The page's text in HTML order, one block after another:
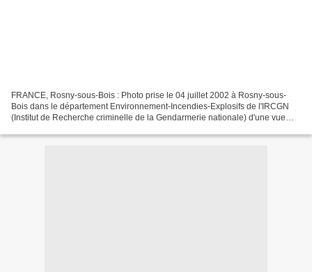
FRANCE, Rosny-sous-Bois : Photo prise le 04 juillet 2002 à Rosny-sous-
Bois dans le département Environnement-Incendies-Explosifs de l'IRCGN
(Institut de Recherche criminelle de la Gendarmerie nationale) d'une vue